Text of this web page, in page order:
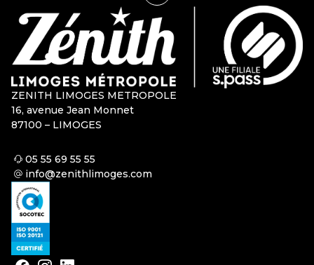
ZENITH LIMOGES METROPOLE
16, avenue Jean Monnet
87100 – LIMOGES
05 55 69 55 55
info@zenithlimoges.com